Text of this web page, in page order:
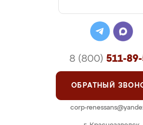
8 (800) 511-
ОБРАТНЫЙ
corp-